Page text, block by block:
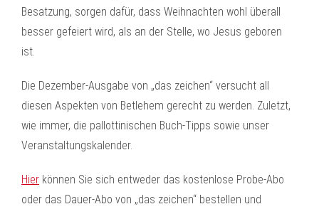
Besatzung, sorgen dafür, dass Weihnachten wohl überall
besser gefeiert wird, als an der Stelle, wo Jesus geboren
ist.
Die Dezember-Ausgabe von „das zeichen“ versucht all
diesen Aspekten von Betlehem gerecht zu werden. Zuletzt,
wie immer, die pallottinischen Buch-Tipps sowie unser
Veranstaltungskalender.
Hier können Sie sich entweder das kostenlose Probe-Abo
oder das Dauer-Abo von „das zeichen“ bestellen und